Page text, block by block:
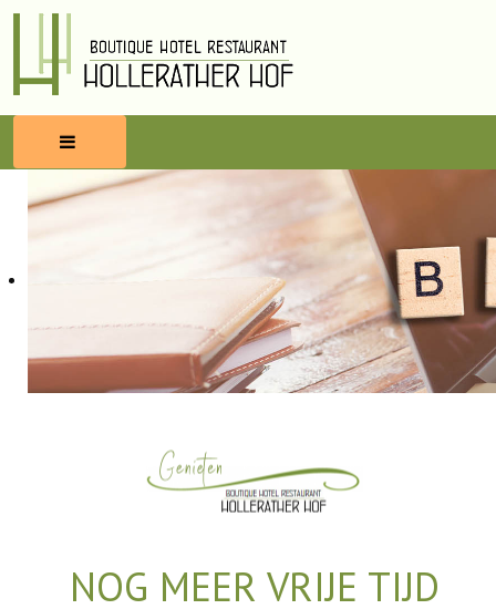
HOME
WELLNESS
NOG MEER VRIJE TIJD